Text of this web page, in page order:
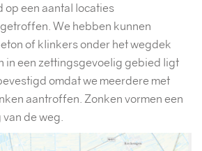
op een aantal locaties
We hebben kunnen
of klinkers onder het wegdek
in een zettingsgevoelig gebied ligt
omdat we meerdere met
aantroffen. Zonken vormen een
de weg.